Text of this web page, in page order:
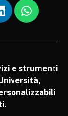
e strumenti